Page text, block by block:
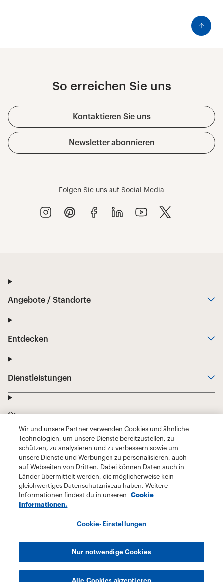
Wir und unsere Partner verwenden Cookies und ähnliche
Technologien, um unsere Dienste bereitzustellen, zu
schützen, zu analysieren und zu verbessern sowie um
unsere Dienste und Werbungen zu personalisieren, auch
auf Webseiten von Dritten. Dabei können Daten auch in
Länder übermittelt werden, die möglicherweise kein
gleichwertiges Datenschutzniveau haben. Weitere
Informationen findest du in unseren
Cookie
Informationen.
Cookie-Einstellungen
Nur notwendige Cookies
Alle Cookies akzeptieren